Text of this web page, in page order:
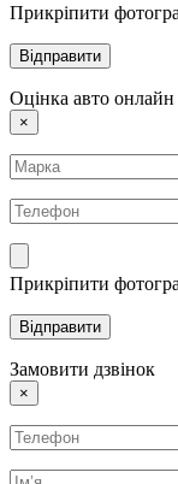
Прикріпити
Оцінка авто онлайн
×
Прикріпити
Замовити дзвінок
×